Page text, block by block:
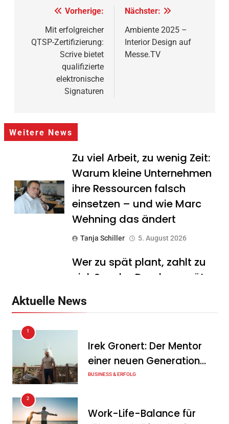
Beitragsnavigation
Vorherige:
Mit erfolgreicher
QTSP-Zertifizierung:
Scrive bietet
qualifizierte
elektronische
Signaturen
Nächster:
Ambiente 2025 –
Interior Design auf
Messe.TV
Weitere News
Zu viel Arbeit, zu wenig Zeit:
Warum kleine Unternehmen
ihre Ressourcen falsch
einsetzen – und wie Marc
Wehning das ändert
Tanja Schiller 5. August 2026
Wer zu spät plant, zahlt zu
viel: Sascha Drache verrät,
Unternehmer schon Jahre
entschieden wird
Tanja Schiller 5. August 2026
ENERTRAG eröffnet neues
Ausbildungs- und
Schulungszentrum in
Aktuelle News
1
Irek Gronert: Der Mentor
einer neuen Generation
von Unternehmern
BUSINESS & ERFOLG
2
Work-Life-Balance für